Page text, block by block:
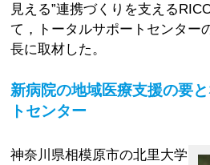
見える”連携づくりを支える
て，トータルサポートセンタ
長に取材した。
新病院の地域医療支援の要
トセンター
神奈川県相模原市の北里大学